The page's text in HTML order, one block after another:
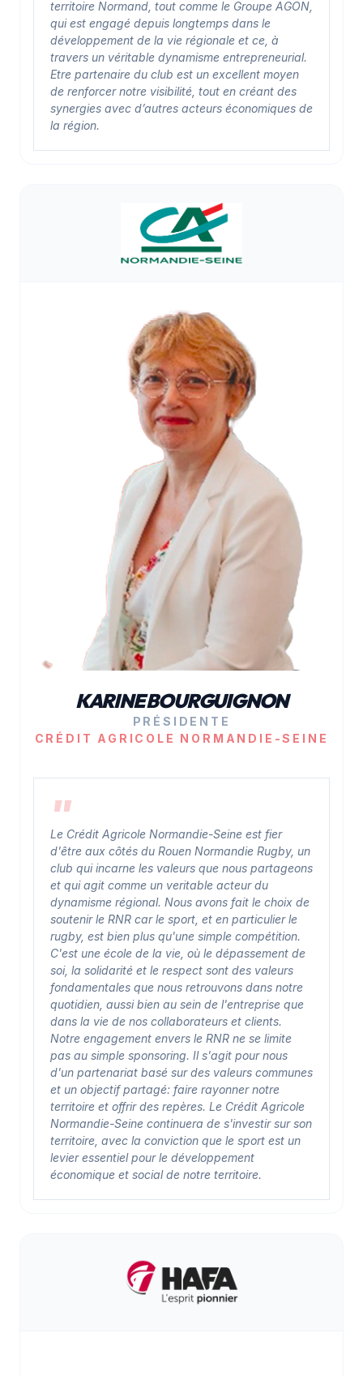
territoire Normand, tout comme le Groupe AGON,
qui est engagé depuis longtemps dans le
développement de la vie régionale et ce, à
travers un véritable dynamisme entrepreneurial.
Etre partenaire du club est un excellent moyen
de renforcer notre visibilité, tout en créant des
synergies avec d’autres acteurs économiques de
la région.
KARINE BOURGUIGNON
PRÉSIDENTE
CRÉDIT AGRICOLE NORMANDIE-SEINE
Le Crédit Agricole Normandie-Seine est fier
d'être aux côtés du Rouen Normandie Rugby, un
club qui incarne les valeurs que nous partageons
et qui agit comme un veritable acteur du
dynamisme régional. Nous avons fait le choix de
soutenir le RNR car le sport, et en particulier le
rugby, est bien plus qu'une simple compétition.
C'est une école de la vie, où le dépassement de
soi, la solidarité et le respect sont des valeurs
fondamentales que nous retrouvons dans notre
quotidien, aussi bien au sein de l'entreprise que
dans la vie de nos collaborateurs et clients.
Notre engagement envers le RNR ne se limite
pas au simple sponsoring. Il s'agit pour nous
d'un partenariat basé sur des valeurs communes
et un objectif partagé: faire rayonner notre
territoire et offrir des repères. Le Crédit Agricole
Normandie-Seine continuera de s'investir sur son
territoire, avec la conviction que le sport est un
levier essentiel pour le développement
économique et social de notre territoire.